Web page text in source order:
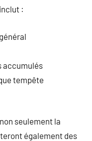
:
accumulés
tempête
seulement la
également des